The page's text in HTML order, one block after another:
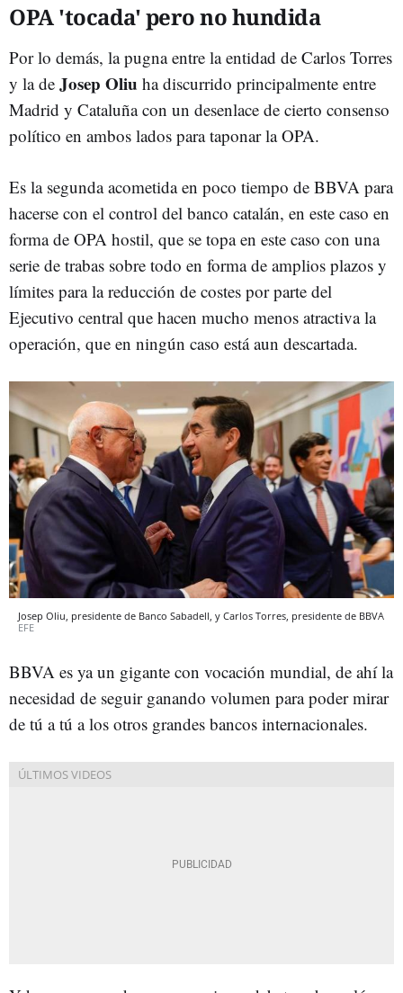
OPA 'tocada' pero no hundida
Por lo demás, la pugna entre la entidad de Carlos Torres
y la de Josep Oliu ha discurrido principalmente entre
Madrid y Cataluña con un desenlace de cierto consenso
político en ambos lados para taponar la OPA.
Es la segunda acometida en poco tiempo de BBVA para
hacerse con el control del banco catalán, en este caso en
forma de OPA hostil, que se topa en este caso con una
serie de trabas sobre todo en forma de amplios plazos y
límites para la reducción de costes por parte del
Ejecutivo central que hacen mucho menos atractiva la
operación, que en ningún caso está aun descartada.
Josep Oliu, presidente de Banco Sabadell, y Carlos Torres, presidente de BBVA
EFE
BBVA es ya un gigante con vocación mundial, de ahí la
necesidad de seguir ganando volumen para poder mirar
de tú a tú a los otros grandes bancos internacionales.